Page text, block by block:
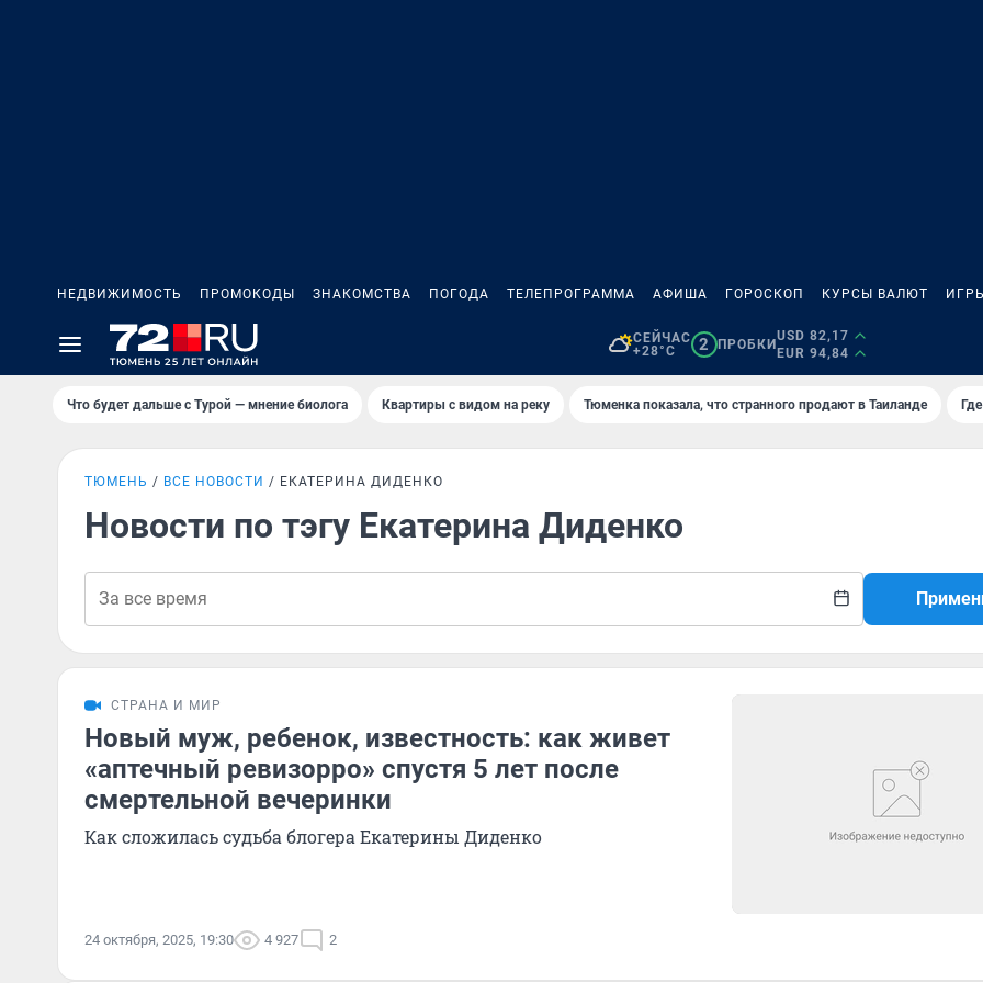
НЕДВИЖИМОСТЬ ПРОМОКОДЫ ЗНАКОМСТВА ПОГОДА ТЕЛЕПРОГРАММА АФИША ГОРОСКОП КУРСЫ ВАЛЮТ
СЕЙЧАС
+28°C
2 ПРОБКИ
USD 82,17
EUR 94,84
Что будет дальше с Турой — мнение биолога Квартиры с видом на реку Тюменка показала, что странного продают в Таиланде
ТЮМЕНЬ ВСЕ НОВОСТИ ЕКАТЕРИНА ДИДЕНКО
Новости по тэгу Екатерина Диденко
СТРАНА И МИР
Новый муж, ребенок, известность: как живет
«аптечный ревизорро» спустя 5 лет после
смертельной вечеринки
Как сложилась судьба блогера Екатерины Диденко
24 октября, 2025, 19:30 4 927 2